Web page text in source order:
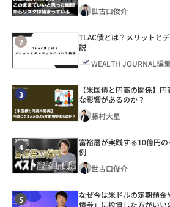
世古口俊介
2
TLAC債とは？メリットと
説
WEALTH JOURNAL編
3
【米国債と円高の関係】
な影響があるのか？
藤村大星
4
富裕層が実践する10億円
例
世古口俊介
5
なぜ今は米ドルの定期預金
債券」に投資した方がいい